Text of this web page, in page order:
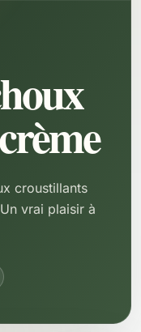
croustillants
vrai plaisir à